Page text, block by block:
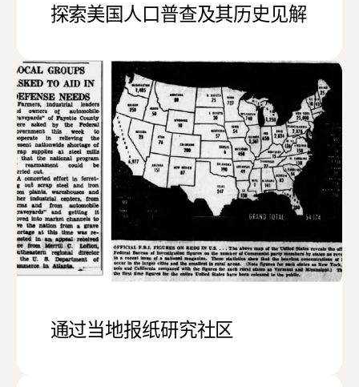
探索美国人口普查及其历史见解
通过当地报纸研究社区